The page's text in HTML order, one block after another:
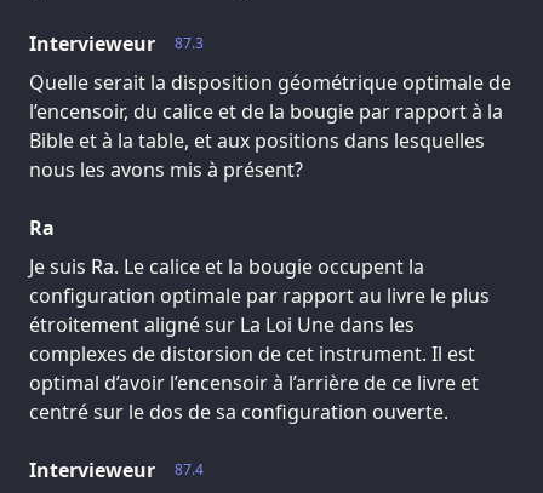
87.3
Intervieweur
Quelle serait la disposition géométrique optimale de
l’encensoir, du calice et de la bougie par rapport à la
Bible et à la table, et aux positions dans lesquelles
nous les avons mis à présent?
Ra
Je suis Ra. Le calice et la bougie occupent la
configuration optimale par rapport au livre le plus
étroitement aligné sur La Loi Une dans les
complexes de distorsion de cet instrument. Il est
optimal d’avoir l’encensoir à l’arrière de ce livre et
centré sur le dos de sa configuration ouverte.
87.4
Intervieweur